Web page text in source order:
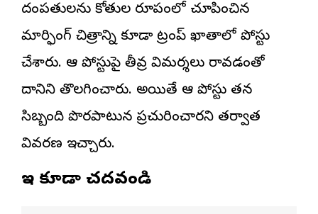
దంపతులను కోతుల రూపంలో చూపించిన
మార్ఫింగ్ చిత్రాన్ని కూడా ట్రంప్ ఖాతాలో పోస్టు
చేశారు. ఆ పోస్టుపై తీవ్ర విమర్శలు రావడంతో
దానిని తొలగించారు. అయితే ఆ పోస్టు తన
సిబ్బంది పొరపాటున ప్రచురించారని తర్వాత
వివరణ ఇచ్చారు.
ఇవి కూడా చదవండి